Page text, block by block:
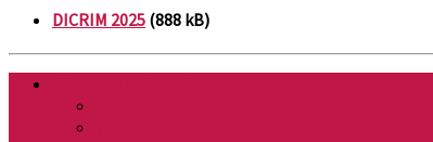
DICRIM 2025 (888 kB)